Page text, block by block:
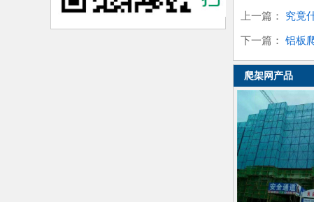
上一篇： 究竟
下一篇： 铝板
爬架网产品